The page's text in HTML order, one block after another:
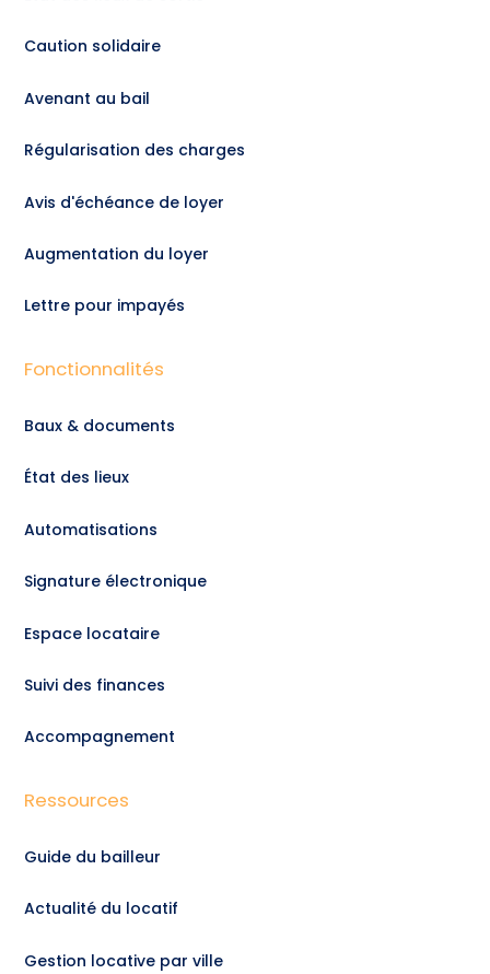
Caution solidaire
Avenant au bail
Régularisation des charges
Avis d'échéance de loyer
Augmentation du loyer
Lettre pour impayés
Fonctionnalités
Baux & documents
État des lieux
Automatisations
Signature électronique
Espace locataire
Suivi des finances
Accompagnement
Ressources
Guide du bailleur
Actualité du locatif
Gestion locative par ville